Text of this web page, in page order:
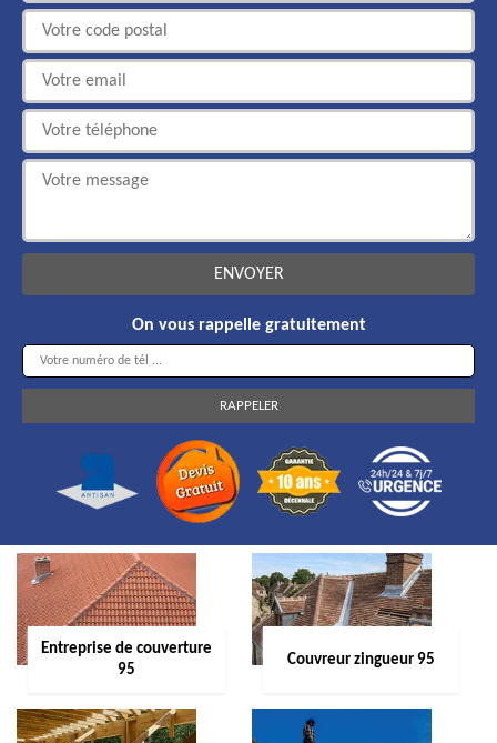
On vous rappelle gratuitement
Entreprise de couverture
95
Couvreur zingueur 95